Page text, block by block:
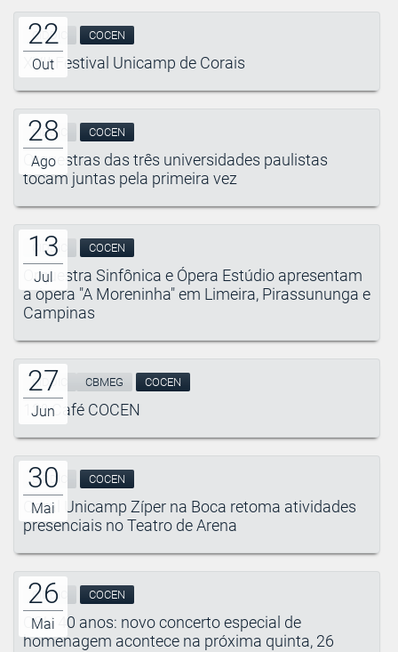
22
Out
CIDDIC COCEN
XVII Festival Unicamp de Corais
28
Ago
CIDDIC COCEN
Orquestras das três universidades paulistas
tocam juntas pela primeira vez
13
Jul
CIDDIC COCEN
Orquestra Sinfônica e Ópera Estúdio apresentam
a ópera "A Moreninha" em Limeira, Pirassununga e
Campinas
27
Jun
CIDDIC CBMEG COCEN
12º Café COCEN
30
Mai
CIDDIC COCEN
Coral Unicamp Zíper na Boca retoma atividades
presenciais no Teatro de Arena
26
Mai
CIDDIC COCEN
OSU 40 anos: novo concerto especial de
homenagem acontece na próxima quinta, 26